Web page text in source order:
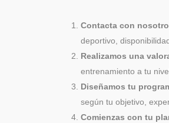
Contacta con
deportivo,
Realizamos una
entrenamiento a tu
Diseñamos tu
según tu objetivo,
Comienzas con tu